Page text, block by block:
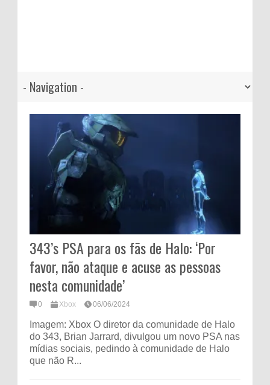
343’s PSA para os fãs de Halo: ‘Por
favor, não ataque e acuse as pessoas
nesta comunidade’
0 Xbox 06/06/2024
Imagem: Xbox O diretor da comunidade de Halo
do 343, Brian Jarrard, divulgou um novo PSA nas
mídias sociais, pedindo à comunidade de Halo
que não R...